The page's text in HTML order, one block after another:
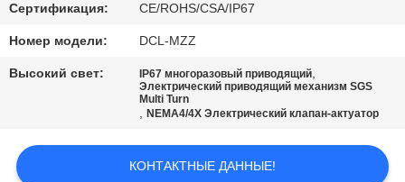
СВЯЖИТЕСЬ
МЫ
СПРОСИТЕ
ЦИТАТУ
Сертификация: CE/ROHS/CSA/IP67
Номер модели: DCL-MZZ
Высокий свет: IP67 многоразовый приводящий,
Электрический приводящий механизм SGS
Multi Turn
,NEMA4/4X Электрический клапан-актуатор
КОНТАКТНЫЕ ДАННЫЕ!